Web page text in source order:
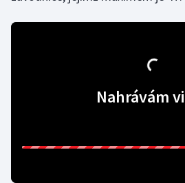
Moderní pětiboj
Nahrávám